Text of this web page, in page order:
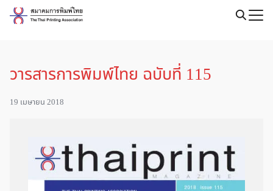
Skip
วารสารการพิมพ์ไทย ฉบับที่ 115
19 เมษายน 2018